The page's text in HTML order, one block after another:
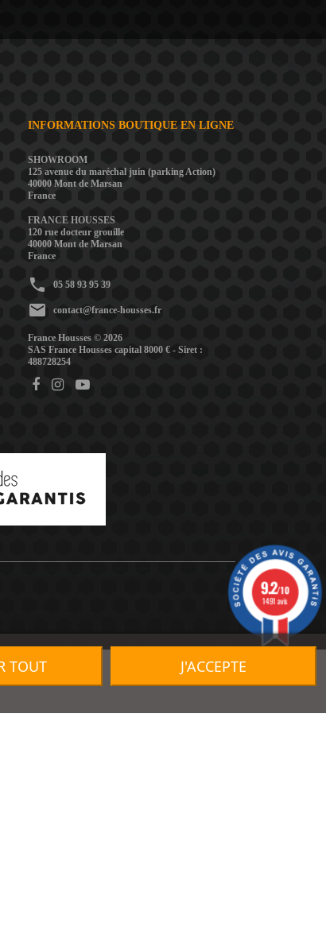
INFORMATIONS BOUTIQUE EN LIGNE
SHOWROOM
125 avenue du maréchal juin (parking Action)
40000 Mont de Marsan
France
FRANCE HOUSSES
120 rue docteur grouille
40000 Mont de Marsan
France
phone 05 58 93 95 39
mail contact@france-housses.fr
France Housses © 2026
SAS France Housses capital 8000 € - Siret :
488728254
TOUT J'ACCEPTE
9.2/10
1491 avis